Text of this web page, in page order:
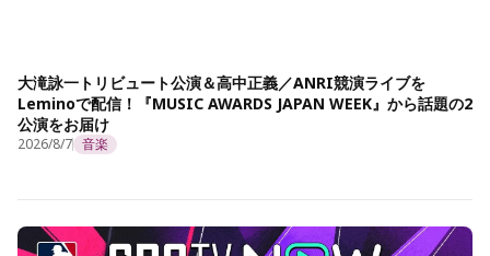
大滝詠一トリビュート公演＆高中正義／ANRI競演ライブを
Leminoで配信！『MUSIC AWARDS JAPAN WEEK』から話題の2
公演をお届け
2026/8/7 音楽